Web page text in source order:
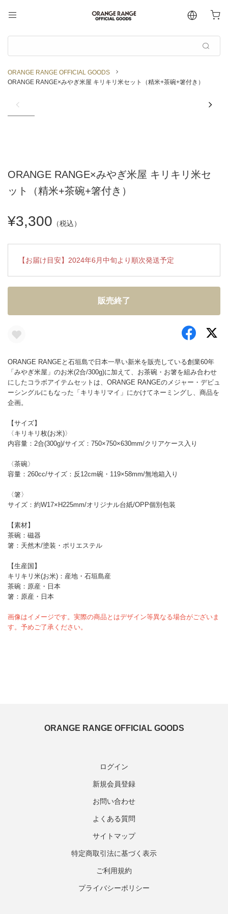
ORANGE RANGE OFFICIAL GOODS
ORANGE RANGE×みやぎ米屋 キリキリ米セット（精米+茶碗+箸付き）
ORANGE RANGE×みやぎ米屋 キリキリ米セ
ット（精米+茶碗+箸付き）
¥3,300 （税込）
【お届け目安】2024年6月中旬より順次発送予定
販売終了
ORANGE RANGE OFFICIAL GOODS
ログイン
新規会員登録
お問い合わせ
よくある質問
サイトマップ
特定商取引法に基づく表示
ご利用規約
プライバシーポリシー